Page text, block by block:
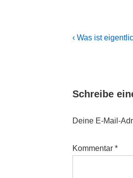
Previous
‹ Was ist
Schreibe
Deine E-Mail-
Kommentar *